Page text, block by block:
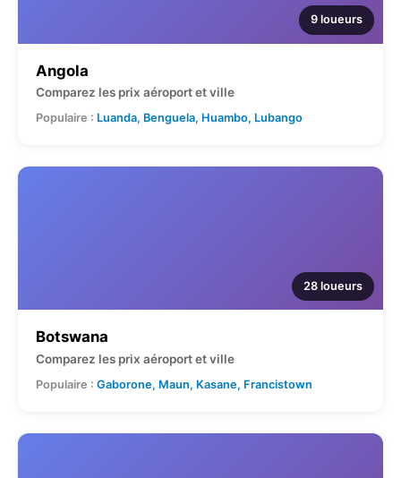
9 loueurs
Angola
Comparez les prix aéroport et ville
Populaire : Luanda, Benguela, Huambo, Lubango
28 loueurs
Botswana
Comparez les prix aéroport et ville
Populaire : Gaborone, Maun, Kasane, Francistown